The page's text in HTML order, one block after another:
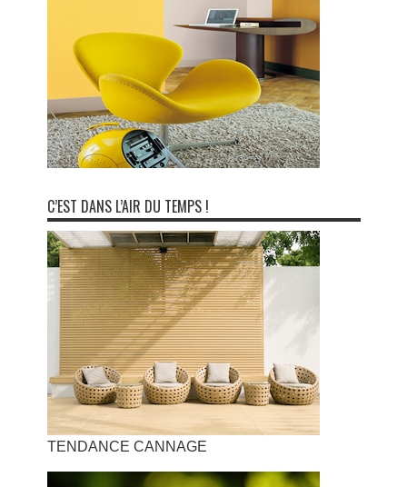
C’EST DANS L’AIR DU TEMPS !
TENDANCE CANNAGE